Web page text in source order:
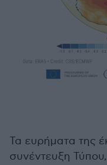
Τα ευρήματα της
συνέντευξη